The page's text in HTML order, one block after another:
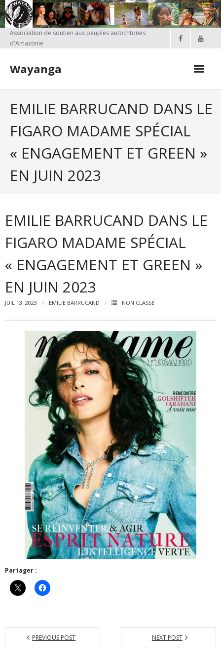
Skip
to
content
Association de soutien aux peuples autochtones
d'Amazonie
Wayanga
- Projet Kayapo
Emilie BARRUCAND
ETRE UN PARTENAIRE
REJOIGNEZ-NOUS !
VIDEOS et MEDIAS
EMILIE BARRUCAND DANS LE
FIGARO MADAME SPÉCIAL
« ENGAGEMENT ET GREEN »
EN JUIN 2023
EMILIE BARRUCAND DANS LE
FIGARO MADAME SPÉCIAL
« ENGAGEMENT ET GREEN »
EN JUIN 2023
JUIL 13, 2023 EMILIE BARRUCAND NON CLASSÉ
Partager :
PREVIOUS POST NEXT POST